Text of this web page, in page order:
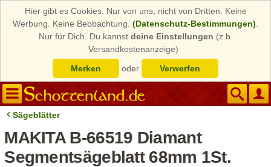
Hier gibt es Cookies. Nur von uns, nicht von Dritten. Keine
Werbung. Keine Beobachtung. (Datenschutz-Bestimmungen)
Nur für Dich. Du kannst deine Einstellungen (z.b.
Versandkostenanzeige)
Merken
oder Verwerfen
Sägeblätter
MAKITA B-66519 Diamant
Segmentsägeblatt 68mm 1St.